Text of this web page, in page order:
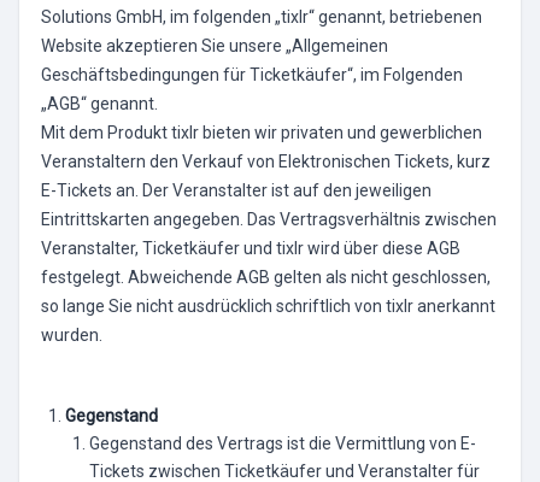
Solutions GmbH, im folgenden „tixlr“ genannt, betriebenen
Website akzeptieren Sie unsere „Allgemeinen
Geschäftsbedingungen für Ticketkäufer“, im Folgenden
„AGB“ genannt.
Mit dem Produkt tixlr bieten wir privaten und gewerblichen
Veranstaltern den Verkauf von Elektronischen Tickets, kurz
E-Tickets an. Der Veranstalter ist auf den jeweiligen
Eintrittskarten angegeben. Das Vertragsverhältnis zwischen
Veranstalter, Ticketkäufer und tixlr wird über diese AGB
festgelegt. Abweichende AGB gelten als nicht geschlossen,
so lange Sie nicht ausdrücklich schriftlich von tixlr anerkannt
wurden.
Gegenstand
Gegenstand des Vertrags ist die Vermittlung von E-
Tickets zwischen Ticketkäufer und Veranstalter für